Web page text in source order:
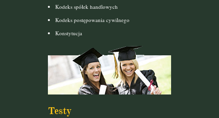
Kodeks spółek handlowych
Kodeks postępowania cywilnego
Konstytucja
Testy